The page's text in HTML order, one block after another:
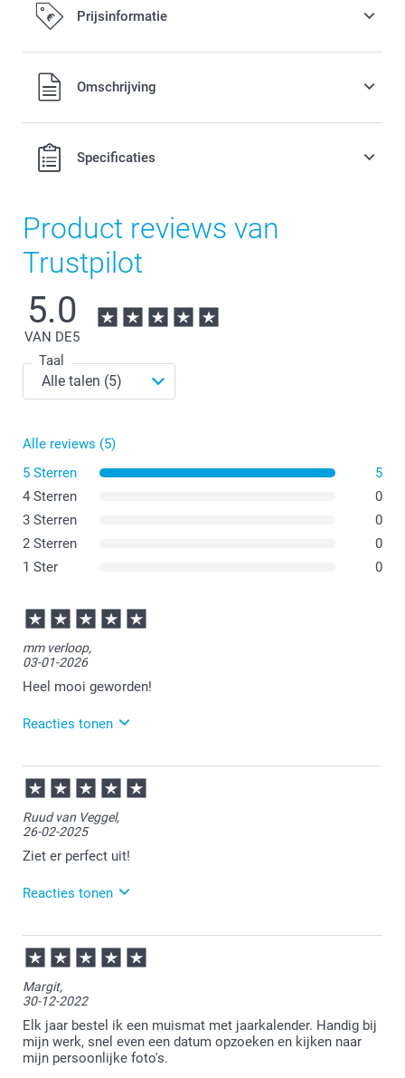
Prijsinformatie
Alle prijzen zijn in EURO (€) inclusief BTW en exclusief
verzendkosten.Omschrijving
Specificaties
Product reviews van
Trustpilot
5.0
VAN DE5
Taal
Alle reviews (5)
5 Sterren
5
4 Sterren
0
3 Sterren
0
2 Sterren
0
1 Ster
0
mm verloop,
03-01-2026
Heel mooi geworden!
Reacties tonen
05-01-2026
15:04
Fijn dat het zo mooi is geworden!
Veel plezier ervan!
Ruud van Veggel,
26-02-2025
Ziet er perfect uit!
Reacties tonen
27-02-2025
12:15
Bedankt voor je review. Fijn om te horen dat je je
veel plezier ervan en we zien je graag nog eens terug.
Margit,
30-12-2022
Elk jaar bestel ik een muismat met jaarkalender. Handig bij
mijn werk, snel even een datum opzoeken en kijken naar
mijn persoonlijke foto's.